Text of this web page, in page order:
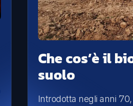
Che cos’è il
suolo
Introdotta negli anni